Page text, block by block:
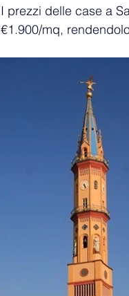
I prezzi delle case a
€1.900/mq,